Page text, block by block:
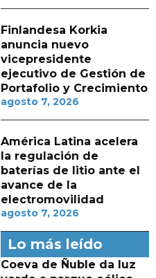
Finlandesa Korkia
anuncia nuevo
vicepresidente
ejecutivo de Gestión de
Portafolio y Crecimiento
agosto 7, 2026
América Latina acelera
la regulación de
baterías de litio ante el
avance de la
electromovilidad
agosto 7, 2026
Lo más leído
Coeva de Ñuble da luz